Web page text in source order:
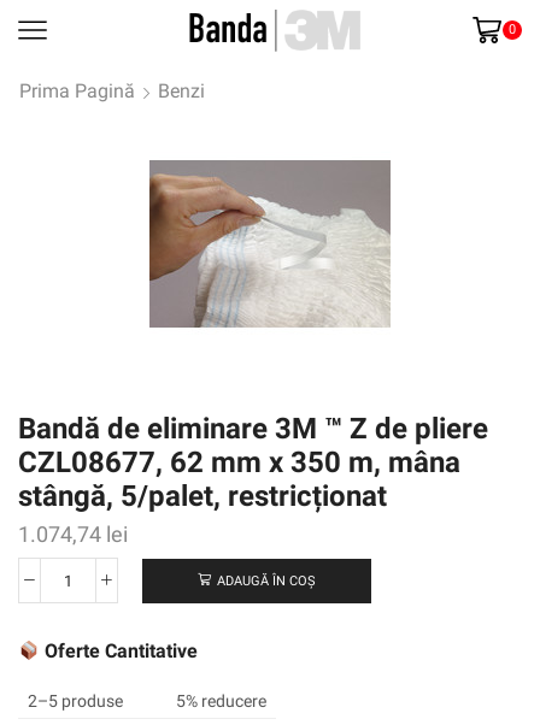
0
Prima Pagină Benzi
Bandă de eliminare 3M ™ Z de pliere
CZL08677, 62 mm x 350 m, mâna
stângă, 5/palet, restricționat
1.074,74 lei
Cantitate
de
3M
ADAUGĂ ÎN COȘ
Oferte Cantitative
2–5 produse
5% reducere